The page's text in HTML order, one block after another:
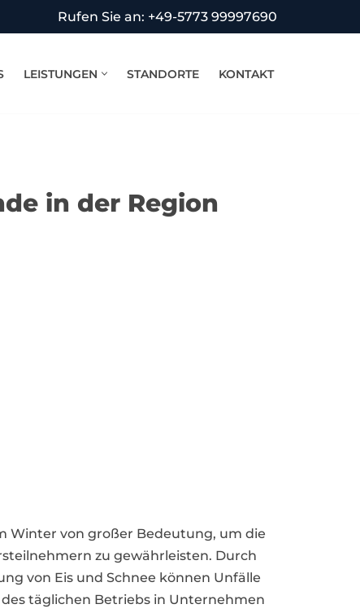
Rufen Sie an: +49-5773 99997690
LEISTUNGEN STANDORTE KONTAKT
in der Region
Winter von großer Bedeutung, um die
zu gewährleisten. Durch
von Eis und Schnee können Unfälle
täglichen Betriebs in Unternehmen